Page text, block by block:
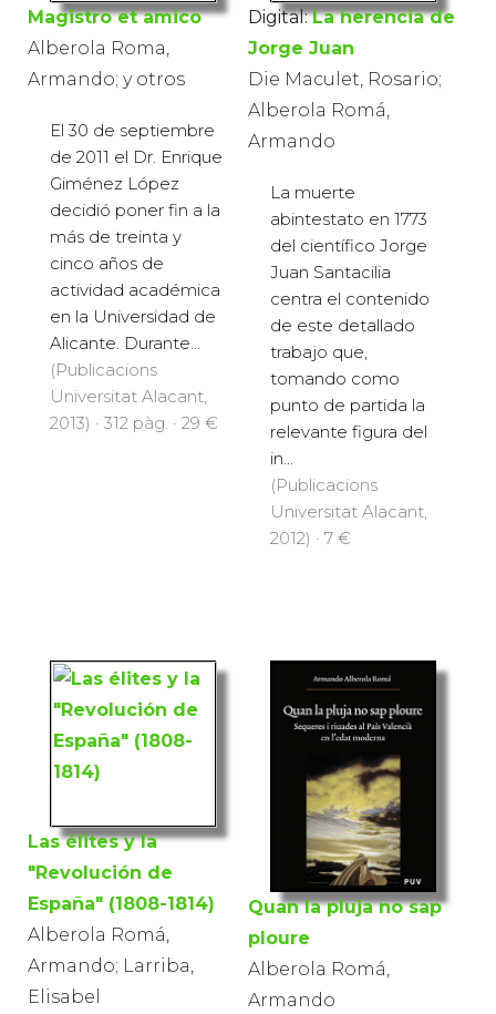
Magistro et amico
Alberola Roma,
Armando; y otros
El 30 de septiembre
de 2011 el Dr. Enrique
Giménez López
decidió poner fin a la
más de treinta y
cinco años de
actividad académica
en la Universidad de
Alicante. Durante...
(Publicacions
Universitat Alacant,
2013) · 312 pàg. · 29 €
Digital: La herencia de
Jorge Juan
Die Maculet, Rosario;
Alberola Romá,
Armando
La muerte
abintestato en 1773
del científico Jorge
Juan Santacilia
centra el contenido
de este detallado
trabajo que,
tomando como
punto de partida la
relevante figura del
in...
(Publicacions
Universitat Alacant,
2012) · 7 €
Las élites y la
"Revolución de
España" (1808-1814)
Alberola Romá,
Armando; Larriba,
Elisabel
Quan la pluja no sap
ploure
Alberola Romá,
Armando